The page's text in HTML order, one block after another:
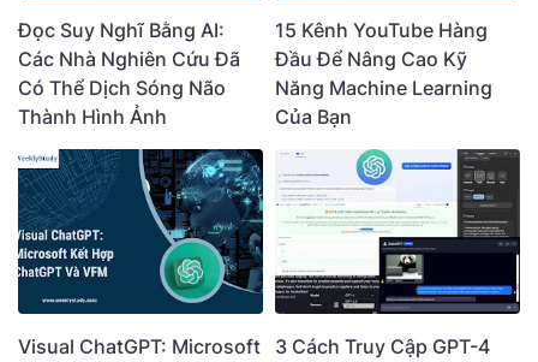
Đọc Suy Nghĩ Bằng AI:
Các Nhà Nghiên Cứu Đã
Có Thể Dịch Sóng Não
Thành Hình Ảnh
15 Kênh YouTube Hàng
Đầu Để Nâng Cao Kỹ
Năng Machine Learning
Của Bạn
Visual ChatGPT: Microsoft 3 Cách Truy Cập GPT-4